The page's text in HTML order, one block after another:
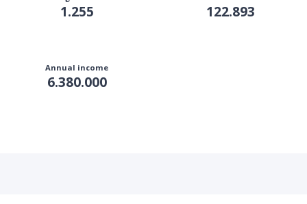
1.255 122.893
Annual income
6.380.000